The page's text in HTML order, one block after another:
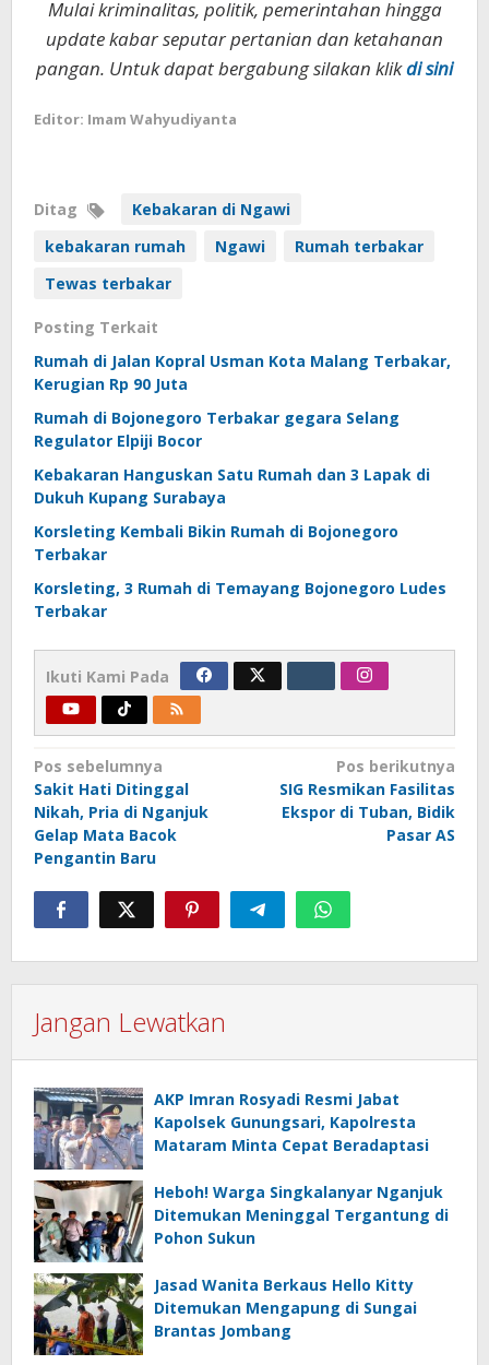
Mulai kriminalitas, politik, pemerintahan hingga
update kabar seputar pertanian dan ketahanan
pangan. Untuk dapat bergabung silakan klikdi sini
Editor: Imam Wahyudiyanta
Ditag
Kebakaran di Ngawi
kebakaran rumah
Ngawi
Rumah terbakar
Tewas terbakar
Posting Terkait
Rumah di Jalan Kopral Usman Kota Malang Terbakar,
Kerugian Rp 90 Juta
Rumah di Bojonegoro Terbakar gegara Selang
Regulator Elpiji Bocor
Kebakaran Hanguskan Satu Rumah dan 3 Lapak di
Dukuh Kupang Surabaya
Korsleting Kembali Bikin Rumah di Bojonegoro
Terbakar
Korsleting, 3 Rumah di Temayang Bojonegoro Ludes
Terbakar
Ikuti Kami Pada
Navigasi
pos
Pos sebelumnya
Sakit Hati Ditinggal
Nikah, Pria di Nganjuk
Gelap Mata Bacok
Pengantin Baru
Pos berikutnya
SIG Resmikan Fasilitas
Ekspor di Tuban, Bidik
Pasar AS
Jangan Lewatkan
AKP Imran Rosyadi Resmi Jabat
Kapolsek Gunungsari, Kapolresta
Mataram Minta Cepat Beradaptasi
Heboh! Warga Singkalanyar Nganjuk
Ditemukan Meninggal Tergantung di
Pohon Sukun
Jasad Wanita Berkaus Hello Kitty
Ditemukan Mengapung di Sungai
Brantas Jombang